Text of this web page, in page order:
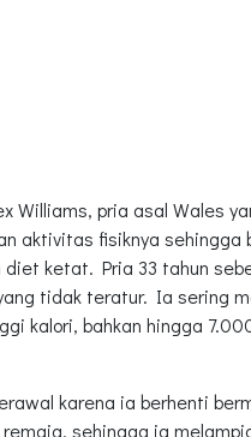
Williams, pria asal Wales
aktivitas fisiknya sehingga
diet ketat. Pria 33 tahun
tidak teratur. Ia sering
kalori, bahkan hingga
karena ia berhenti
sehingga ia